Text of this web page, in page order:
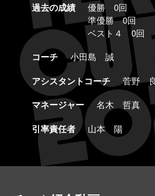
過去の成績
優勝 0回
準優勝 0回
ベスト４ 0回
コーチ
小田島 誠
アシスタントコーチ
菅野
マネージャー
名木 哲真
引率責任者
山本 陽